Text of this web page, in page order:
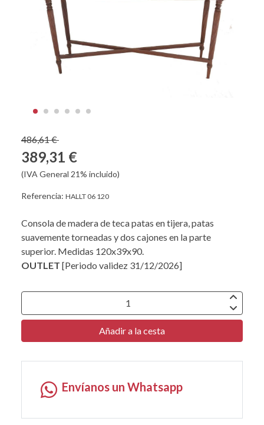
486,61 €
389,31 €
(IVA General 21% incluido)
Referencia: HALLT 06 120
Consola de madera de teca patas en tijera, patas
suavemente torneadas y dos cajones en la parte
superior. Medidas 120x39x90.
OUTLET [Periodo validez 31/12/2026]
Añadir a la cesta
Envíanos un Whatsapp